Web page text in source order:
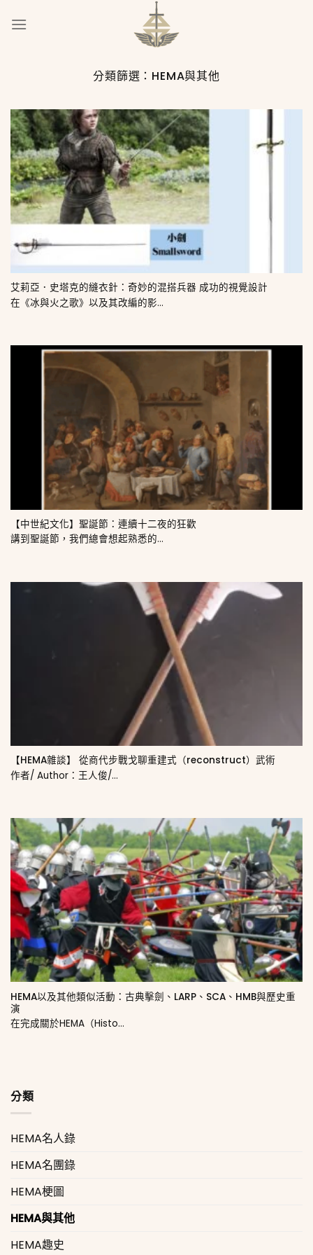
分類篩選： HEMA與其他
分類
HEMA名人錄
HEMA名團錄
HEMA梗圖
HEMA與其他
HEMA趣史
艾莉亞．史塔克的縫衣針：奇妙的混搭兵器 成功的視覺設計
在《冰與火之歌》以及其改編的影...
【中世紀文化】聖誕節：連續十二夜的狂歡
講到聖誕節，我們總會想起熟悉的...
【HEMA雜談】 從商代步戰戈聊重建式（reconstruct）武術
作者/ Author：王人俊/...
HEMA以及其他類似活動：古典擊劍、LARP、SCA、HMB與歷史重
演
在完成關於HEMA（Histo...